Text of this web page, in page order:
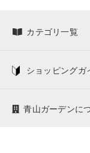
カテゴリ一覧
ショッピングガ
青山ガーデンに